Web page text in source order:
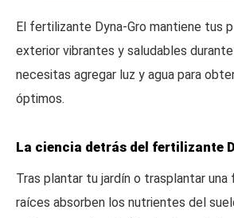
El fertilizante Dyna-Gro mantiene tus
exterior vibrantes y saludables
necesitas agregar luz y agua para
óptimos.
La ciencia detrás del fertilizante
Tras plantar tu jardín o trasplantar una
raíces absorben los nutrientes del